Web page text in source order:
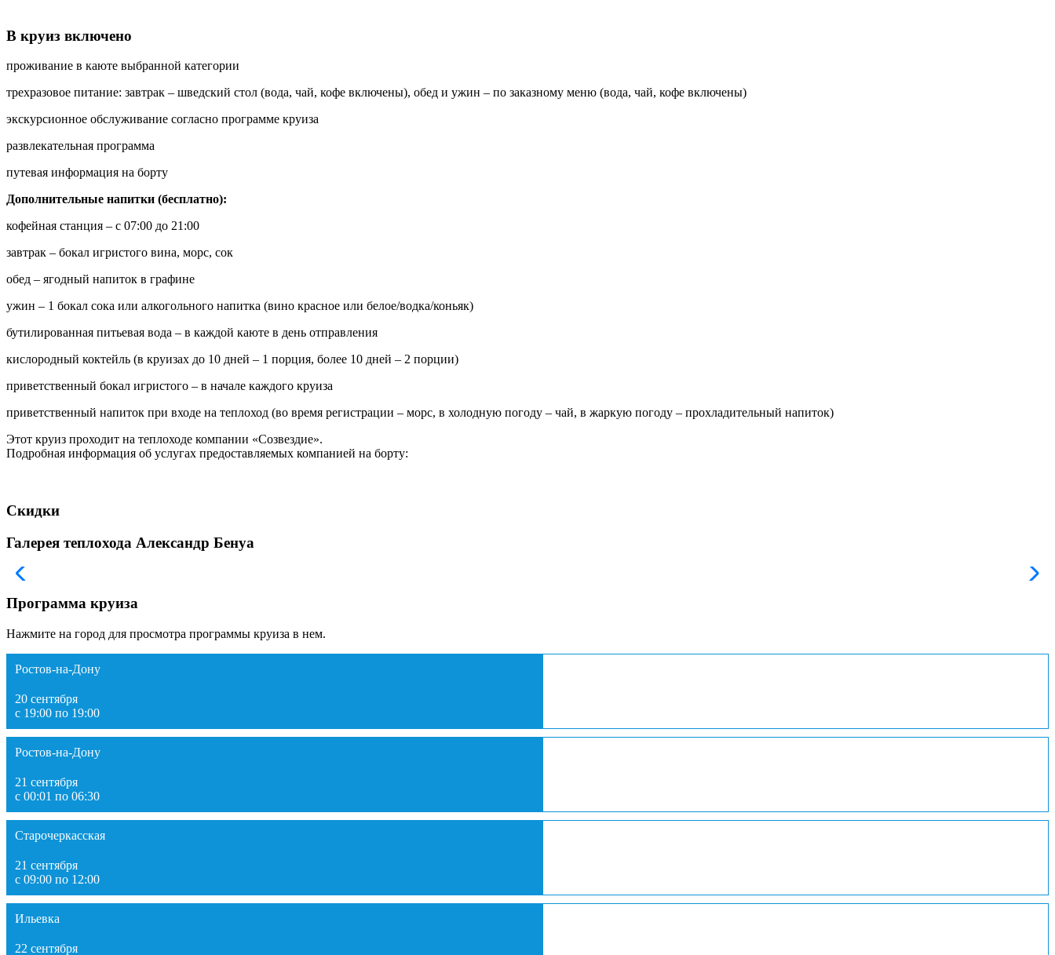
В круиз включено
проживание в каюте выбранной категории
трехразовое питание: завтрак – шведский стол (вода, чай, кофе включены), обед и ужин – по заказному меню (вода, чай, кофе включены)
экскурсионное обслуживание согласно программе круиза
развлекательная программа
путевая информация на борту
Дополнительные напитки (бесплатно):
кофейная станция – с 07:00 до 21:00
завтрак – бокал игристого вина, морс, сок
обед – ягодный напиток в графине
ужин – 1 бокал сока или алкогольного напитка (вино красное или белое/водка/коньяк)
бутилированная питьевая вода – в каждой каюте в день отправления
кислородный коктейль (в круизах до 10 дней – 1 порция, более 10 дней – 2 порции)
приветственный бокал игристого – в начале каждого круиза
приветственный напиток при входе на теплоход (во время регистрации – морс, в холодную погоду – чай, в жаркую погоду – прохладительный напиток)
Этот круиз проходит на теплоходе компании «Созвездие».
Подробная информация об услугах предоставляемых компанией на борту:
Скидки
Галерея теплохода Александр Бенуа
Программа круиза
Нажмите на город для просмотра программы круиза в нем.
Ростов-на-Дону
20 сентября
с 19:00 по 19:00
Ростов-на-Дону
21 сентября
с 00:01 по 06:30
Старочеркасская
21 сентября
с 09:00 по 12:00
Ильевка
22 сентября